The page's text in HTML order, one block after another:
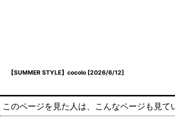
【SUMMER STYLE】cocolo [2026/6/12]
このページを見た人は、こんなページも見て